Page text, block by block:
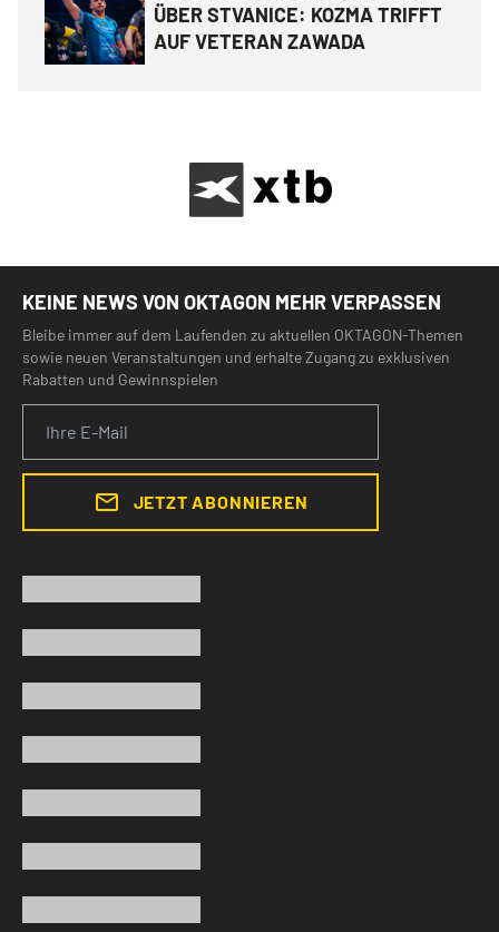
ÜBER STVANICE: KOZMA TRIFFT
AUF VETERAN ZAWADA
KEINE NEWS VON OKTAGON MEHR VERPASSEN
Bleibe immer auf dem Laufenden zu aktuellen OKTAGON-Themen
sowie neuen Veranstaltungen und erhalte Zugang zu exklusiven
Rabatten und Gewinnspielen
JETZT ABONNIEREN